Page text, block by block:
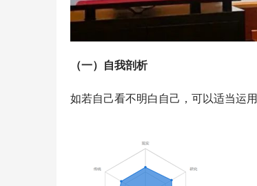
（一）自我剖析
如若自己看不明白自己，可以适当运